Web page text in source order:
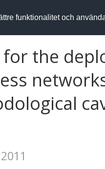
funktionalitet och
the